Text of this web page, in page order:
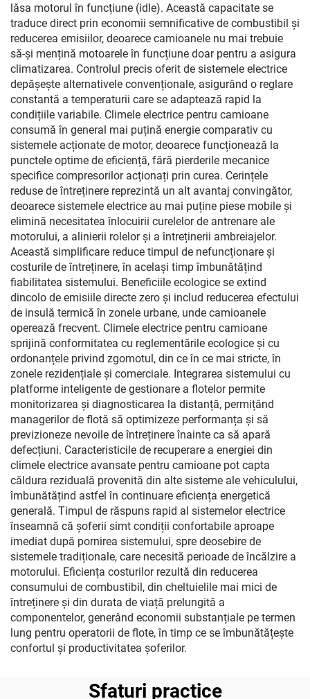
lăsa motorul în funcțiune (idle). Această capacitate se
traduce direct prin economii semnificative de combustibil și
reducerea emisiilor, deoarece camioanele nu mai trebuie
să-și mențină motoarele în funcțiune doar pentru a asigura
climatizarea. Controlul precis oferit de sistemele electrice
depășește alternativele convenționale, asigurând o reglare
constantă a temperaturii care se adaptează rapid la
condițiile variabile. Climele electrice pentru camioane
consumă în general mai puțină energie comparativ cu
sistemele acționate de motor, deoarece funcționează la
punctele optime de eficiență, fără pierderile mecanice
specifice compresorilor acționați prin curea. Cerințele
reduse de întreținere reprezintă un alt avantaj convingător,
deoarece sistemele electrice au mai puține piese mobile și
elimină necesitatea înlocuirii curelelor de antrenare ale
motorului, a alinierii rolelor și a întreținerii ambreiajelor.
Această simplificare reduce timpul de nefuncționare și
costurile de întreținere, în același timp îmbunătățind
fiabilitatea sistemului. Beneficiile ecologice se extind
dincolo de emisiile directe zero și includ reducerea efectului
de insulă termică în zonele urbane, unde camioanele
operează frecvent. Climele electrice pentru camioane
sprijină conformitatea cu reglementările ecologice și cu
ordonanțele privind zgomotul, din ce în ce mai stricte, în
zonele rezidențiale și comerciale. Integrarea sistemului cu
platforme inteligente de gestionare a flotelor permite
monitorizarea și diagnosticarea la distanță, permițând
managerilor de flotă să optimizeze performanța și să
previzioneze nevoile de întreținere înainte ca să apară
defecțiuni. Caracteristicile de recuperare a energiei din
climele electrice avansate pentru camioane pot capta
căldura reziduală provenită din alte sisteme ale vehiculului,
îmbunătățind astfel în continuare eficiența energetică
generală. Timpul de răspuns rapid al sistemelor electrice
înseamnă că șoferii simt condiții confortabile aproape
imediat după pornirea sistemului, spre deosebire de
sistemele tradiționale, care necesită perioade de încălzire a
motorului. Eficiența costurilor rezultă din reducerea
consumului de combustibil, din cheltuielile mai mici de
întreținere și din durata de viață prelungită a
componentelor, generând economii substanțiale pe termen
lung pentru operatorii de flote, în timp ce se îmbunătățește
confortul și productivitatea șoferilor.
Sfaturi practice